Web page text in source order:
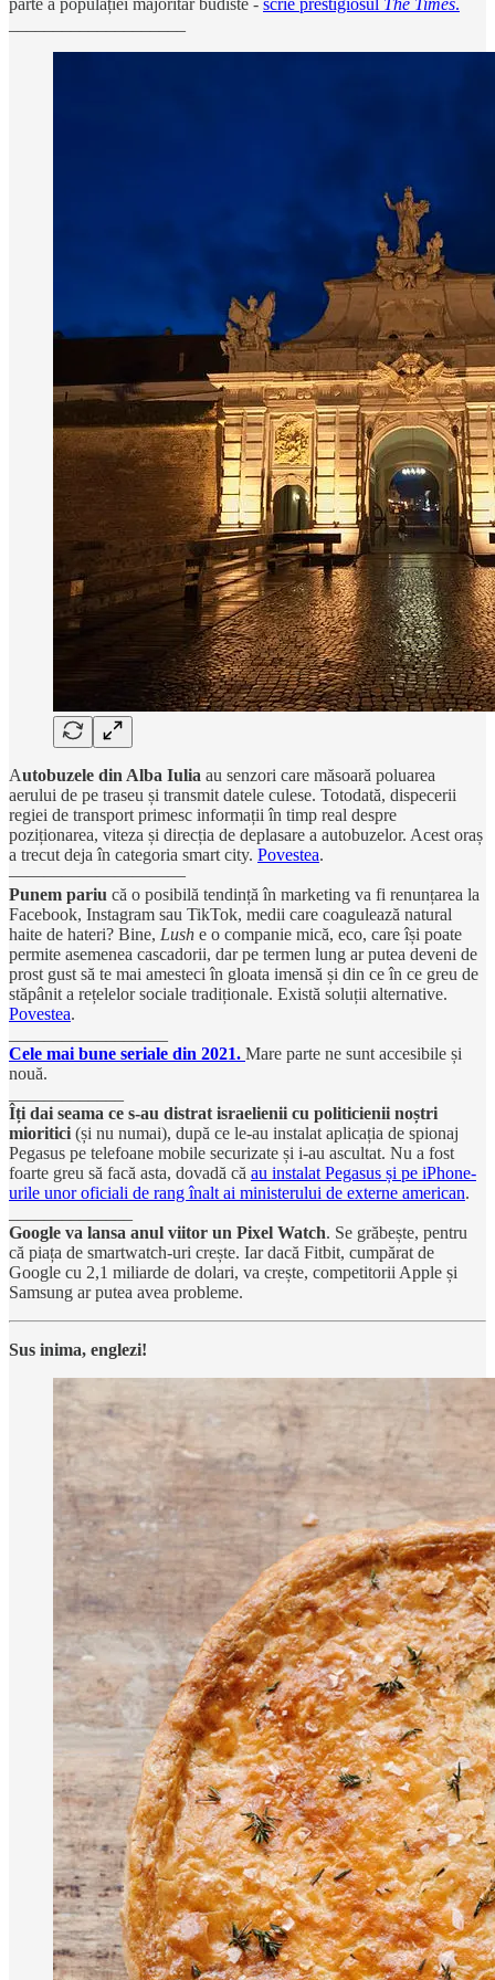
parte a populației majoritar budiste - scrie prestigiosul The Times.
Autobuzele din Alba Iulia au senzori care măsoară poluarea
aerului de pe traseu și transmit datele culese. Totodată, dispecerii
regiei de transport primesc informații în timp real despre
poziționarea, viteza și direcția de deplasare a autobuzelor. Acest oraș
a trecut deja în categoria smart city. Povestea.
——————————
Punem pariu că o posibilă tendință în marketing va fi renunțarea la
Facebook, Instagram sau TikTok, medii care coagulează natural
haite de hateri? Bine, Lush e o companie mică, eco, care își poate
permite asemenea cascadorii, dar pe termen lung ar putea deveni de
prost gust să te mai amesteci în gloata imensă și din ce în ce greu de
stăpânit a rețelelor sociale tradiționale. Există soluții alternative.
Povestea.
Cele mai bune seriale din 2021. Mare parte ne sunt accesibile și
nouă.
Îți dai seama ce s-au distrat israelienii cu politicienii noștri
mioritici (și nu numai), după ce le-au instalat aplicația de spionaj
Pegasus pe telefoane mobile securizate și i-au ascultat. Nu a fost
foarte greu să facă asta, dovadă că au instalat Pegasus și pe iPhone-
urile unor oficiali de rang înalt ai ministerului de externe american.
Google va lansa anul viitor un Pixel Watch. Se grăbește, pentru
că piața de smartwatch-uri crește. Iar dacă Fitbit, cumpărat de
Google cu 2,1 miliarde de dolari, va crește, competitorii Apple și
Samsung ar putea avea probleme.
Sus inima, englezi!